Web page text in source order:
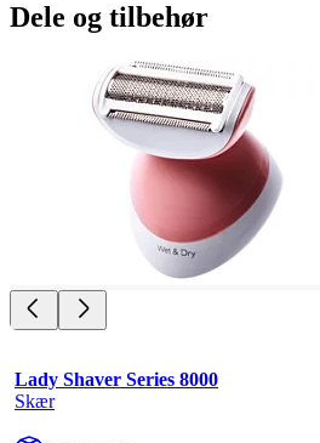
Dele og tilbehør
Lady Shaver Series 8000
Skær